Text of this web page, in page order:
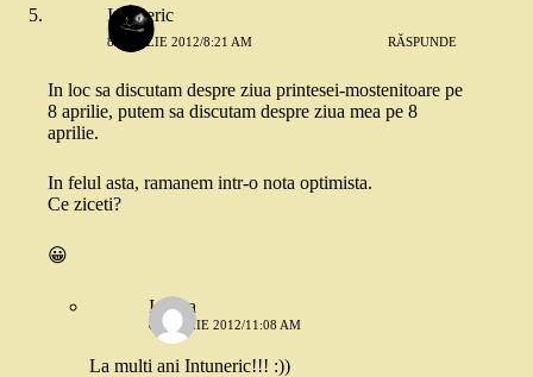
Intuneric
8 APRILIE 2012/8:21 AM RĂSPUNDE
In loc sa discutam despre ziua printesei-mostenitoare pe
8 aprilie, putem sa discutam despre ziua mea pe 8
aprilie.
In felul asta, ramanem intr-o nota optimista.
Ce ziceti?
😀
Iadyra
8 APRILIE 2012/11:08 AM
La multi ani Intuneric!!! :))